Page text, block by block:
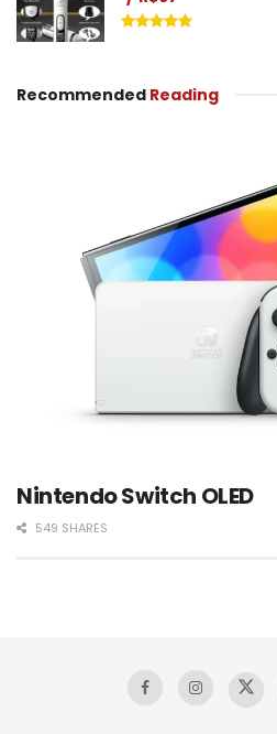
Recommended Reading
Nintendo Switch OLED
549 SHARES